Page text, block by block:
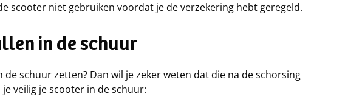
scooter niet gebruiken voordat je de verzekering hebt geregeld.
in de schuur
schuur zetten? Dan wil je zeker weten dat die na de schorsing
veilig je scooter in de schuur: